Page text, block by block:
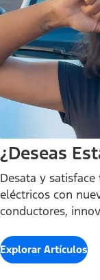
¿Deseas
Desata y
eléctricos con
conductores,
Explorar Artículos